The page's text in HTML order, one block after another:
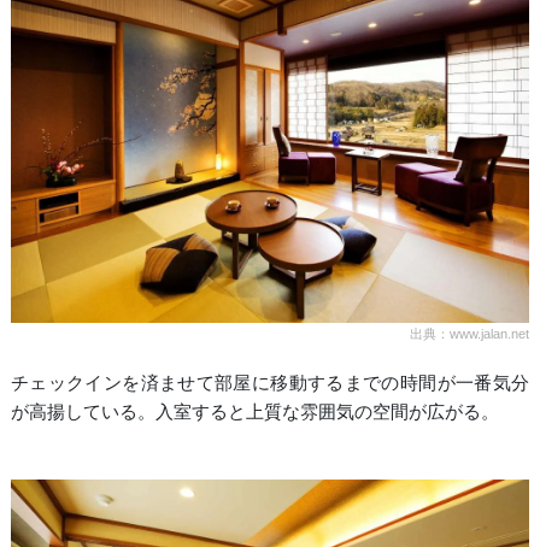
出典：www.jalan.net
チェックインを済ませて部屋に移動するまでの時間が一番気分
が高揚している。入室すると上質な雰囲気の空間が広がる。